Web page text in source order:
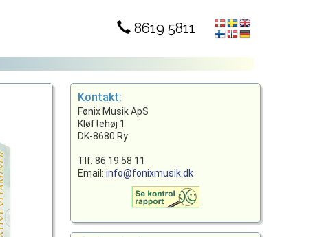
8619 5811
Kontakt:
Fønix Musik ApS
Kløftehøj 1
DK-8680 Ry
Tlf: 86 19 58 11
Email:info@fonixmusik.dk